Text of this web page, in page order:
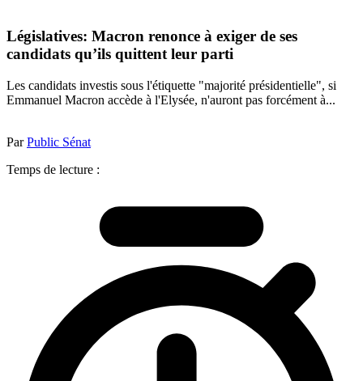
Législatives: Macron renonce à exiger de ses
candidats qu’ils quittent leur parti
Les candidats investis sous l'étiquette "majorité présidentielle", si
Emmanuel Macron accède à l'Elysée, n'auront pas forcément à...
ParPublic Sénat
Temps de lecture :